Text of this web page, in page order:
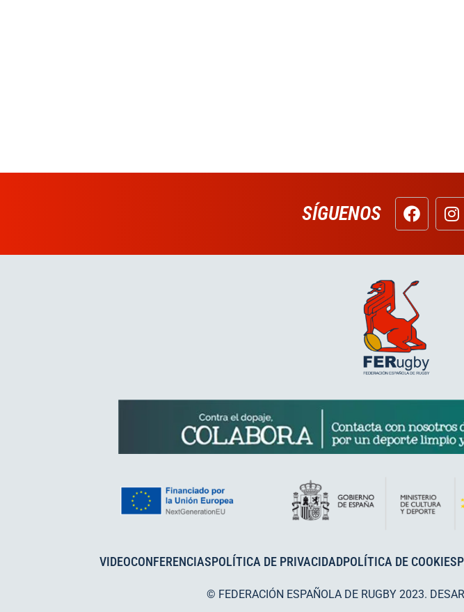
SÍGUENOS
VIDEOCONFERENCIASPOLÍTICA DE PRIVACIDADPOLÍTICA DE COOKIES
© FEDERACIÓN ESPAÑOLA DE RUGBY 2023.